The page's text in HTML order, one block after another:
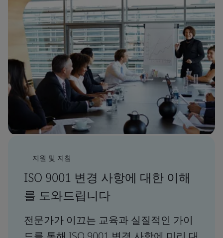
지원 및 지침
ISO 9001 변경 사항에 대한 이해
를 도와드립니다
전문가가 이끄는 교육과 실질적인 가이